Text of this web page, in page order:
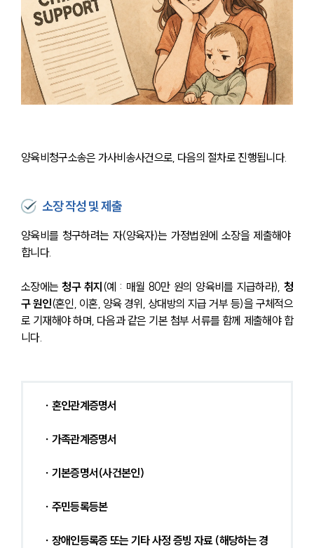
양육비청구소송은 가사비송사건으로, 다음의 절차로 진행됩니다.
소장 작성 및 제출
양육비를 청구하려는 자(양육자)는 가정법원에 소장을 제출해야
합니다.
소장에는 청구 취지(예 : 매월 80만 원의 양육비를 지급하라), 청
구 원인(혼인, 이혼, 양육 경위, 상대방의 지급 거부 등)을 구체적으
로 기재해야 하며, 다음과 같은 기본 첨부 서류를 함께 제출해야 합
니다.
∙ 혼인관계증명서
∙ 가족관계증명서
∙ 기본증명서(사건본인)
∙ 주민등록등본
∙ 장애인등록증 또는 기타 사정 증빙 자료 (해당하는 경